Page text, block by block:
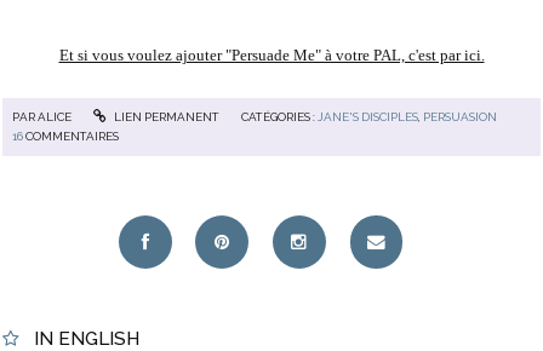
Et si vous voulez ajouter "Persuade Me" à votre PAL, c'est par ici.
PARALICE LIEN PERMANENT CATÉGORIES :JANE'S DISCIPLES, PERSUASION
16COMMENTAIRES
IN ENGLISH